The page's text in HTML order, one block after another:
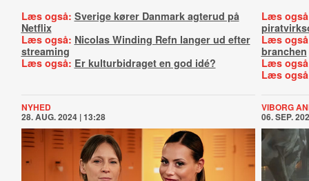
Læs også: Sverige kører Danmark agterud på
Netflix
Læs også: Nicolas Winding Refn langer ud efter
streaming
Læs også: Er kulturbidraget en god idé?
Læs
Læs
branchen
Læs
Læs
NYHED
28. AUG. 2024 | 13:28
VIBORG
06. SEP.